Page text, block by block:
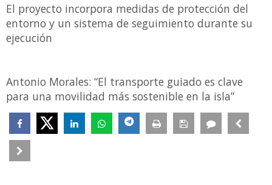
El proyecto incorpora medidas de protección del
entorno y un sistema de seguimiento durante su
ejecución
Antonio Morales: “El transporte guiado es clave
para una movilidad más sostenible en la isla”